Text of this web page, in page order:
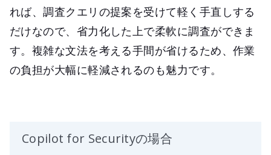
れば、調査クエリの提案を受けて軽く手直しする
だけなので、省力化した上で柔軟に調査ができま
す。複雑な文法を考える手間が省けるため、作業
の負担が大幅に軽減されるのも魅力です。
Copilot for Securityの場合